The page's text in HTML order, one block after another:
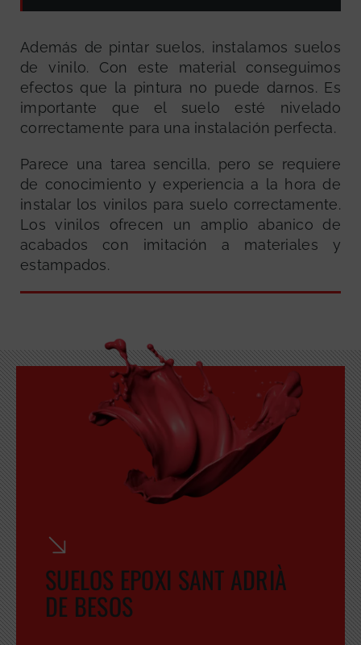
Además de pintar suelos, instalamos suelos
de vinilo. Con este material conseguimos
efectos que la pintura no puede darnos. Es
importante que el suelo esté nivelado
correctamente para una instalación perfecta.
Parece una tarea sencilla, pero se requiere
de conocimiento y experiencia a la hora de
instalar los vinilos para suelo correctamente.
Los vinilos ofrecen un amplio abanico de
acabados con imitación a materiales y
estampados.
SUELOS EPOXI SANT ADRIÀ
DE BESOS
GRATUITA